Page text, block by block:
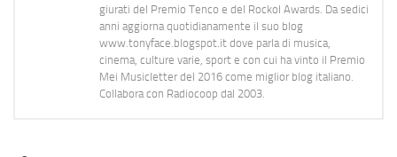
giurati del Premio Tenco e del Rockol Awards. Da sedici
anni aggiorna quotidianamente il suo blog
www.tonyface.blogspot.it dove parla di musica,
cinema, culture varie, sport e con cui ha vinto il Premio
Mei Musicletter del 2016 come miglior blog italiano.
Collabora con Radiocoop dal 2003.